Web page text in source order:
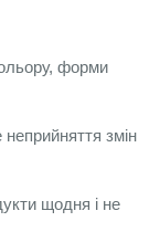
форми
неприйняття змін
щодня і не